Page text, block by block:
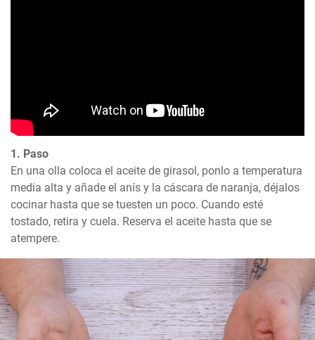
1. Paso
En una olla coloca el aceite de girasol, ponlo a temperatura
media alta y añade el anís y la cáscara de naranja, déjalos
cocinar hasta que se tuesten un poco. Cuando esté
tostado, retira y cuela. Reserva el aceite hasta que se
atempere.